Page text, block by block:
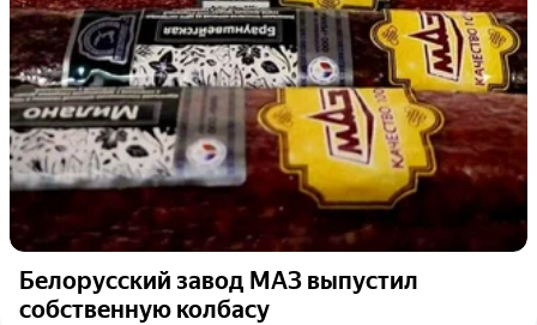
Белорусский завод МАЗ выпустил
собственную колбасу